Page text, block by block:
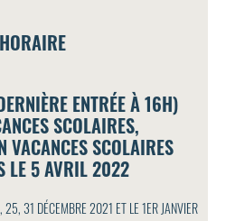
HORAIRE
ENTRÉE À 16H)
SCOLAIRES,
VACANCES SCOLAIRES
LE 5 AVRIL 2022
25, 31 DÉCEMBRE 2021 ET LE 1ER JANVIER